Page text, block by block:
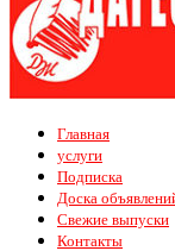
Главная
услуги
Подписка
Доска
Свежие выпуски
Контакты